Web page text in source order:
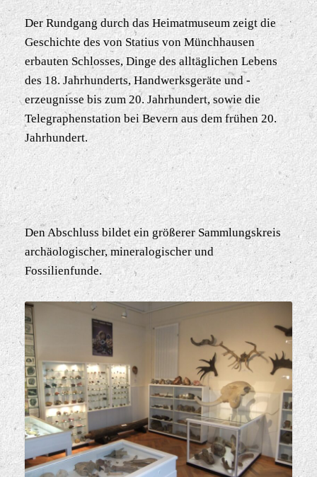
Der Rundgang durch das Heimatmuseum zeigt die
Geschichte des von Statius von Münchhausen
erbauten Schlosses, Dinge des alltäglichen Lebens
des 18. Jahrhunderts, Handwerksgeräte und -
erzeugnisse bis zum 20. Jahrhundert, sowie die
Telegraphenstation bei Bevern aus dem frühen 20.
Jahrhundert.
Den Abschluss bildet ein größerer Sammlungskreis
archäologischer, mineralogischer und
Fossilienfunde.